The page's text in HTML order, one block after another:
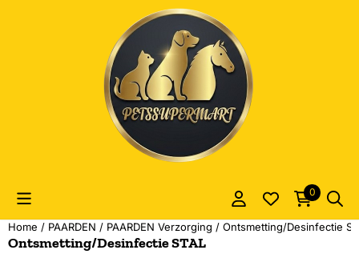
Cookievoorkeuren zijn momenteel gesloten.
0
Home / PAARDEN / PAARDEN Verzorging / Ontsmetting/Desinfectie
Ontsmetting/Desinfectie STAL